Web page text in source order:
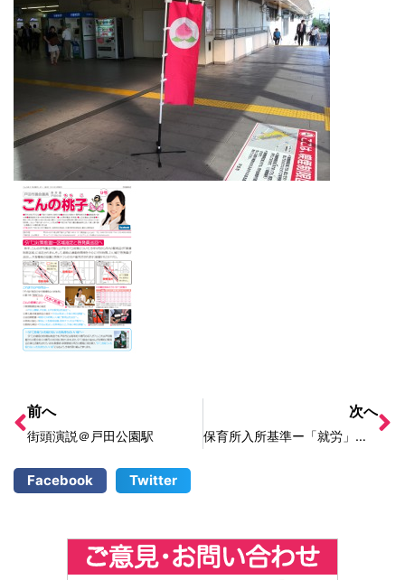
前へ
街頭演説＠戸田公園駅
次へ
保育所入所基準ー「就労」とは実働時間だけ？
Facebook Twitter